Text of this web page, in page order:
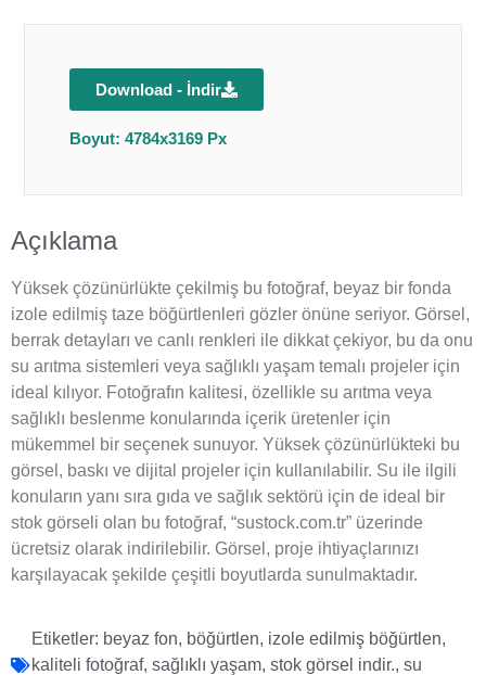
Download - İndir
Boyut: 4784x3169 Px
Açıklama
Yüksek çözünürlükte çekilmiş bu fotoğraf, beyaz bir fonda
izole edilmiş taze böğürtlenleri gözler önüne seriyor. Görsel,
berrak detayları ve canlı renkleri ile dikkat çekiyor, bu da onu
su arıtma sistemleri veya sağlıklı yaşam temalı projeler için
ideal kılıyor. Fotoğrafın kalitesi, özellikle su arıtma veya
sağlıklı beslenme konularında içerik üretenler için
mükemmel bir seçenek sunuyor. Yüksek çözünürlükteki bu
görsel, baskı ve dijital projeler için kullanılabilir. Su ile ilgili
konuların yanı sıra gıda ve sağlık sektörü için de ideal bir
stok görseli olan bu fotoğraf, “sustock.com.tr” üzerinde
ücretsiz olarak indirilebilir. Görsel, proje ihtiyaçlarınızı
karşılayacak şekilde çeşitli boyutlarda sunulmaktadır.
Etiketler: beyaz fon, böğürtlen, izole edilmiş böğürtlen,
kaliteli fotoğraf, sağlıklı yaşam, stok görsel indir., su